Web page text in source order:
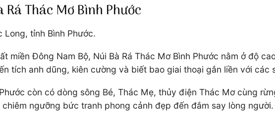
Rá Thác Mơ Bình Phước
Long, tỉnh Bình Phước.
miền Đông Nam Bộ, Núi Bà Rá Thác Mơ Bình Phước nằm ở độ
tích anh dũng, kiên cường và biết bao giai thoại gắn liền với các
còn có dòng sông Bé, Thác Mẹ, thủy điện Thác Mơ cùng
ngưỡng bức tranh phong cảnh đẹp đến đắm say lòng người.